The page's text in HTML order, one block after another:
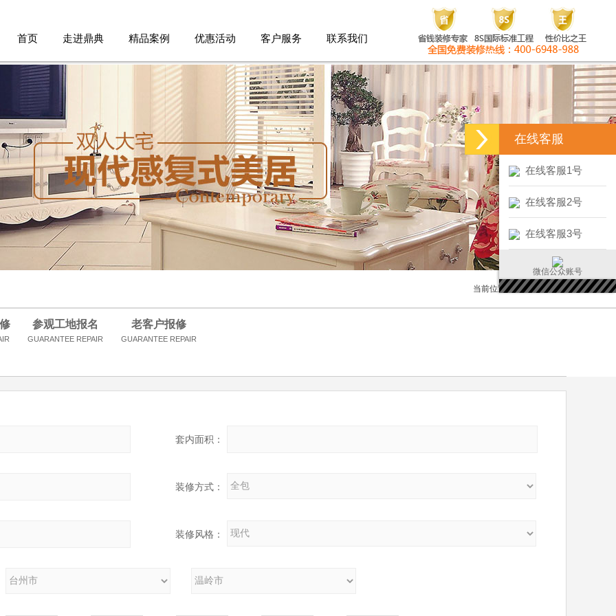
首页 走进鼎典 精品案例 优惠活动 客户服务 联系我们
品牌故事
德标工艺
人才招聘
家装案例
公装案例
优惠活动
服务流程
免费报价
免费验房
参观工地
客户报修
联系我们
当前位置：首页 >看预算
参观工地报名
GUARANTEE REPAIR
老客户报修
GUARANTEE REPAIR
套内面积：
装修方式：
装修风格：
在线客服
在线客服1号
在线客服2号
在线客服3号
微信公众账号